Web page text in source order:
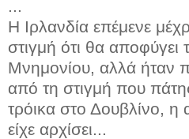
Η Ιρλανδία επέμενε
στιγμή ότι θα αποφύγει
Μνημονίου, αλλά ήταν
από τη στιγμή που
τρόικα στο Δουβλίνο, η
είχε αρχίσει...